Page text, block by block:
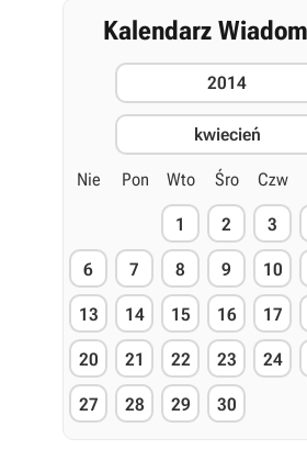
Kalendarz
2014
kwiecień
Nie Pon Wto Śro Czw
1 2 3
6 7 8 9 10
13 14 15 16 17
20 21 22 23 24
27 28 29 30